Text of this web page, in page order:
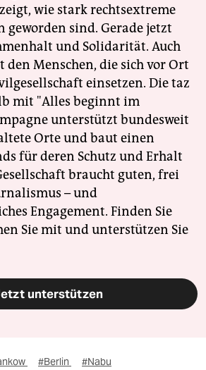
wie stark rechtsextreme
geworden sind. Gerade jetzt
und Solidarität. Auch
Menschen, die sich vor Ort
einsetzen. Die taz
mit "Alles beginnt im
unterstützt bundesweit
Orte und baut einen
für deren Schutz und Erhalt
braucht guten, frei
– und
Engagement. Finden Sie
Sie mit und unterstützen Sie
unterstützen
#Berlin #Nabu